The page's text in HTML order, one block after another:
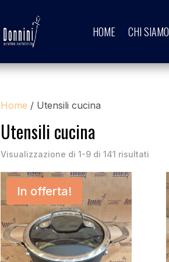
HOME CHI SIAMO
Home / Utensili cucina
Utensili cucina
Visualizzazione di 1-9 di 141 risultati
In offerta!